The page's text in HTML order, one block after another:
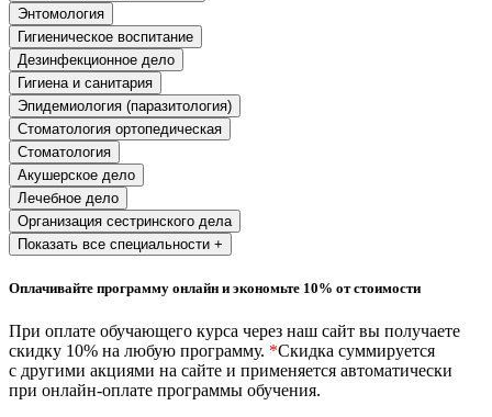
Техника и технологии наземного
транспорта
Техника и технологии строительства
Ядерная энергетика и технологии
Культура и спорт
Физкультура и спорт
Сервис и туризм
Изобразительное и прикладные виды
искусств
Энтомология
Гигиеническое воспитание
Дезинфекционное дело
Гигиена и санитария
Эпидемиология (паразитология)
Стоматология ортопедическая
Стоматология
Акушерское дело
Лечебное дело
Организация сестринского дела
Показать все специальности +
Оплачивайте программу онлайн и экономьте 10% от стоимости
При оплате обучающего курса через наш сайт вы получаете
скидку 10% на любую программу. *Скидка суммируется
с другими акциями на сайте и применяется автоматически
при онлайн-оплате программы обучения.